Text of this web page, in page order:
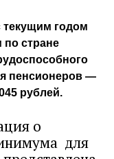
текущим годом
стране
пенсионеров —
рублей.
о
для